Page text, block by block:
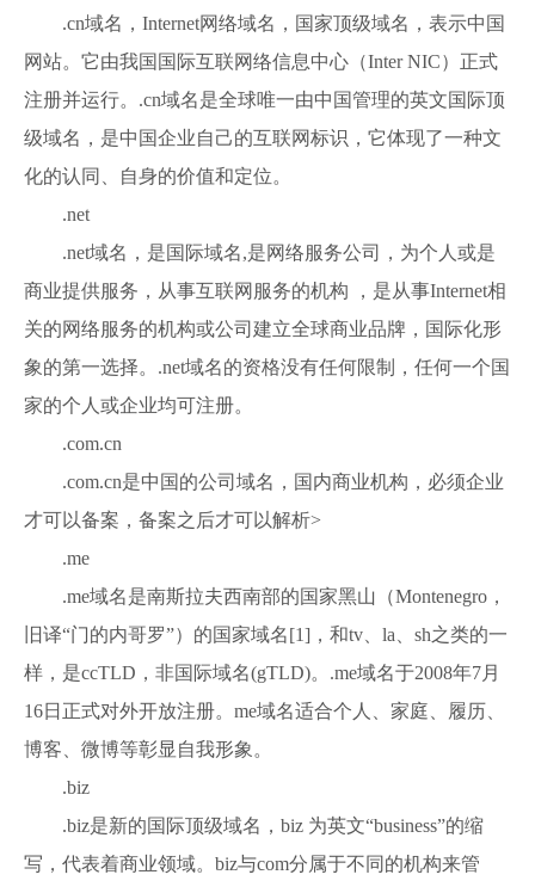
.cn域名，Internet网络域名，国家顶级域名，表示中国
网站。它由我国国际互联网络信息中心（Inter NIC）正式
注册并运行。.cn域名是全球唯一由中国管理的英文国际顶
级域名，是中国企业自己的互联网标识，它体现了一种文
化的认同、自身的价值和定位。
.net
.net域名，是国际域名,是网络服务公司，为个人或是
商业提供服务，从事互联网服务的机构 ，是从事Internet相
关的网络服务的机构或公司建立全球商业品牌，国际化形
象的第一选择。.net域名的资格没有任何限制，任何一个国
家的个人或企业均可注册。
.com.cn
.com.cn是中国的公司域名，国内商业机构，必须企业
才可以备案，备案之后才可以解析>
.me
.me域名是南斯拉夫西南部的国家黑山（Montenegro，
旧译“门的内哥罗”）的国家域名[1]，和tv、la、sh之类的一
样，是ccTLD，非国际域名(gTLD)。.me域名于2008年7月
16日正式对外开放注册。me域名适合个人、家庭、履历、
博客、微博等彰显自我形象。
.biz
.biz是新的国际顶级域名，biz 为英文“business”的缩
写，代表着商业领域。biz与com分属于不同的机构来管